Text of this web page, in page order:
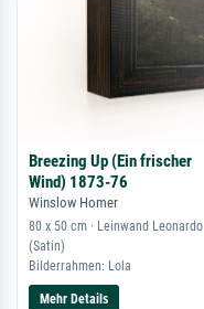
Breezing Up (Ein frischer
Wind) 1873-76
Winslow Homer
80 x 50 cm · Leinwand Leonardo
(Satin)
Bilderrahmen: Lola
Mehr Details